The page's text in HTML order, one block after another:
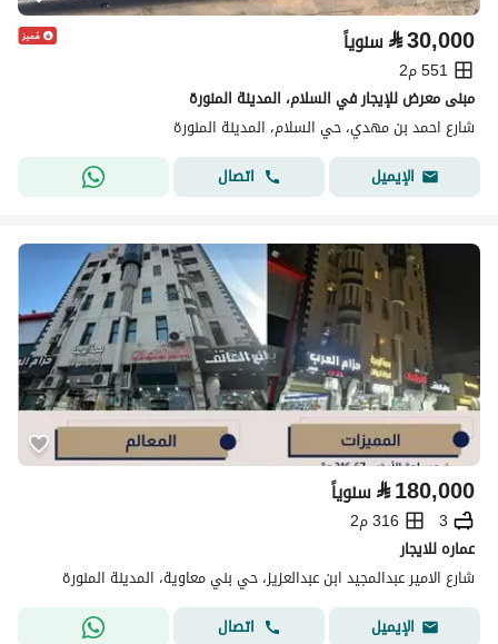
⃁30,000 سنوياً
551 م2
مبنى معرض للإيجار في السلام، المدينة المنورة
شارع احمد بن مهدي، حي السلام، المدينة المنورة
الإيميل
اتصال
⃁180,000 سنوياً
3
316 م2
عماره للايجار
شارع الامير عبدالمجيد ابن عبدالعزيز، حي بني معاوية، المدينة المنورة
الإيميل
اتصال